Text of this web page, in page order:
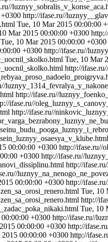
http://ifase.ru//
Tue, 10 Mar 2015 00:00:00
Mar 2015 00:00:00 +0300
Tue, 10 Mar 2015 00:00:00 +0300
+0300 http://ifase.ru//
Tue, 10 Mar
http://
http://ifase.ru//
ifase.ru//
http://ifase.ru//
00:00:00 +0300 http://ifase.ru//
+0300 http://ifase.ru//
http://
00:00:00 +0300 http://
Tue, 10
http://
Tue, 10
+0300 http://ifase.ru//
00:00:00 +0300 http://
00:00:00 +0300 http://